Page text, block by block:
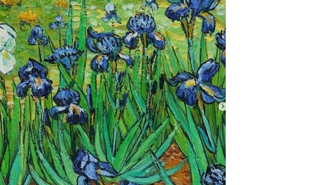
@ajiajmacau